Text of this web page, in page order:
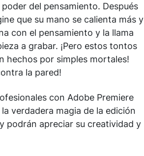
del pensamiento. Después
que su mano se calienta más y
con el pensamiento y la llama
a grabar. ¡Pero estos tontos
hechos por simples mortales!
la pared!
con Adobe Premiere
verdadera magia de la edición
podrán apreciar su creatividad y